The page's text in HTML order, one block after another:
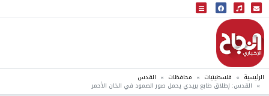
البث المباشر
إذاعة النجاح
الرئيسية فلسطينيات محافظات القدس
القدس: إطلاق طابع بريدي يحمل صور الصمود في الخان الأحمر